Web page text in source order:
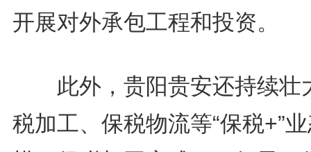
开展对外承包工程和投资。
此外，贵阳贵安还持续壮
税加工、保税物流等“保税+”